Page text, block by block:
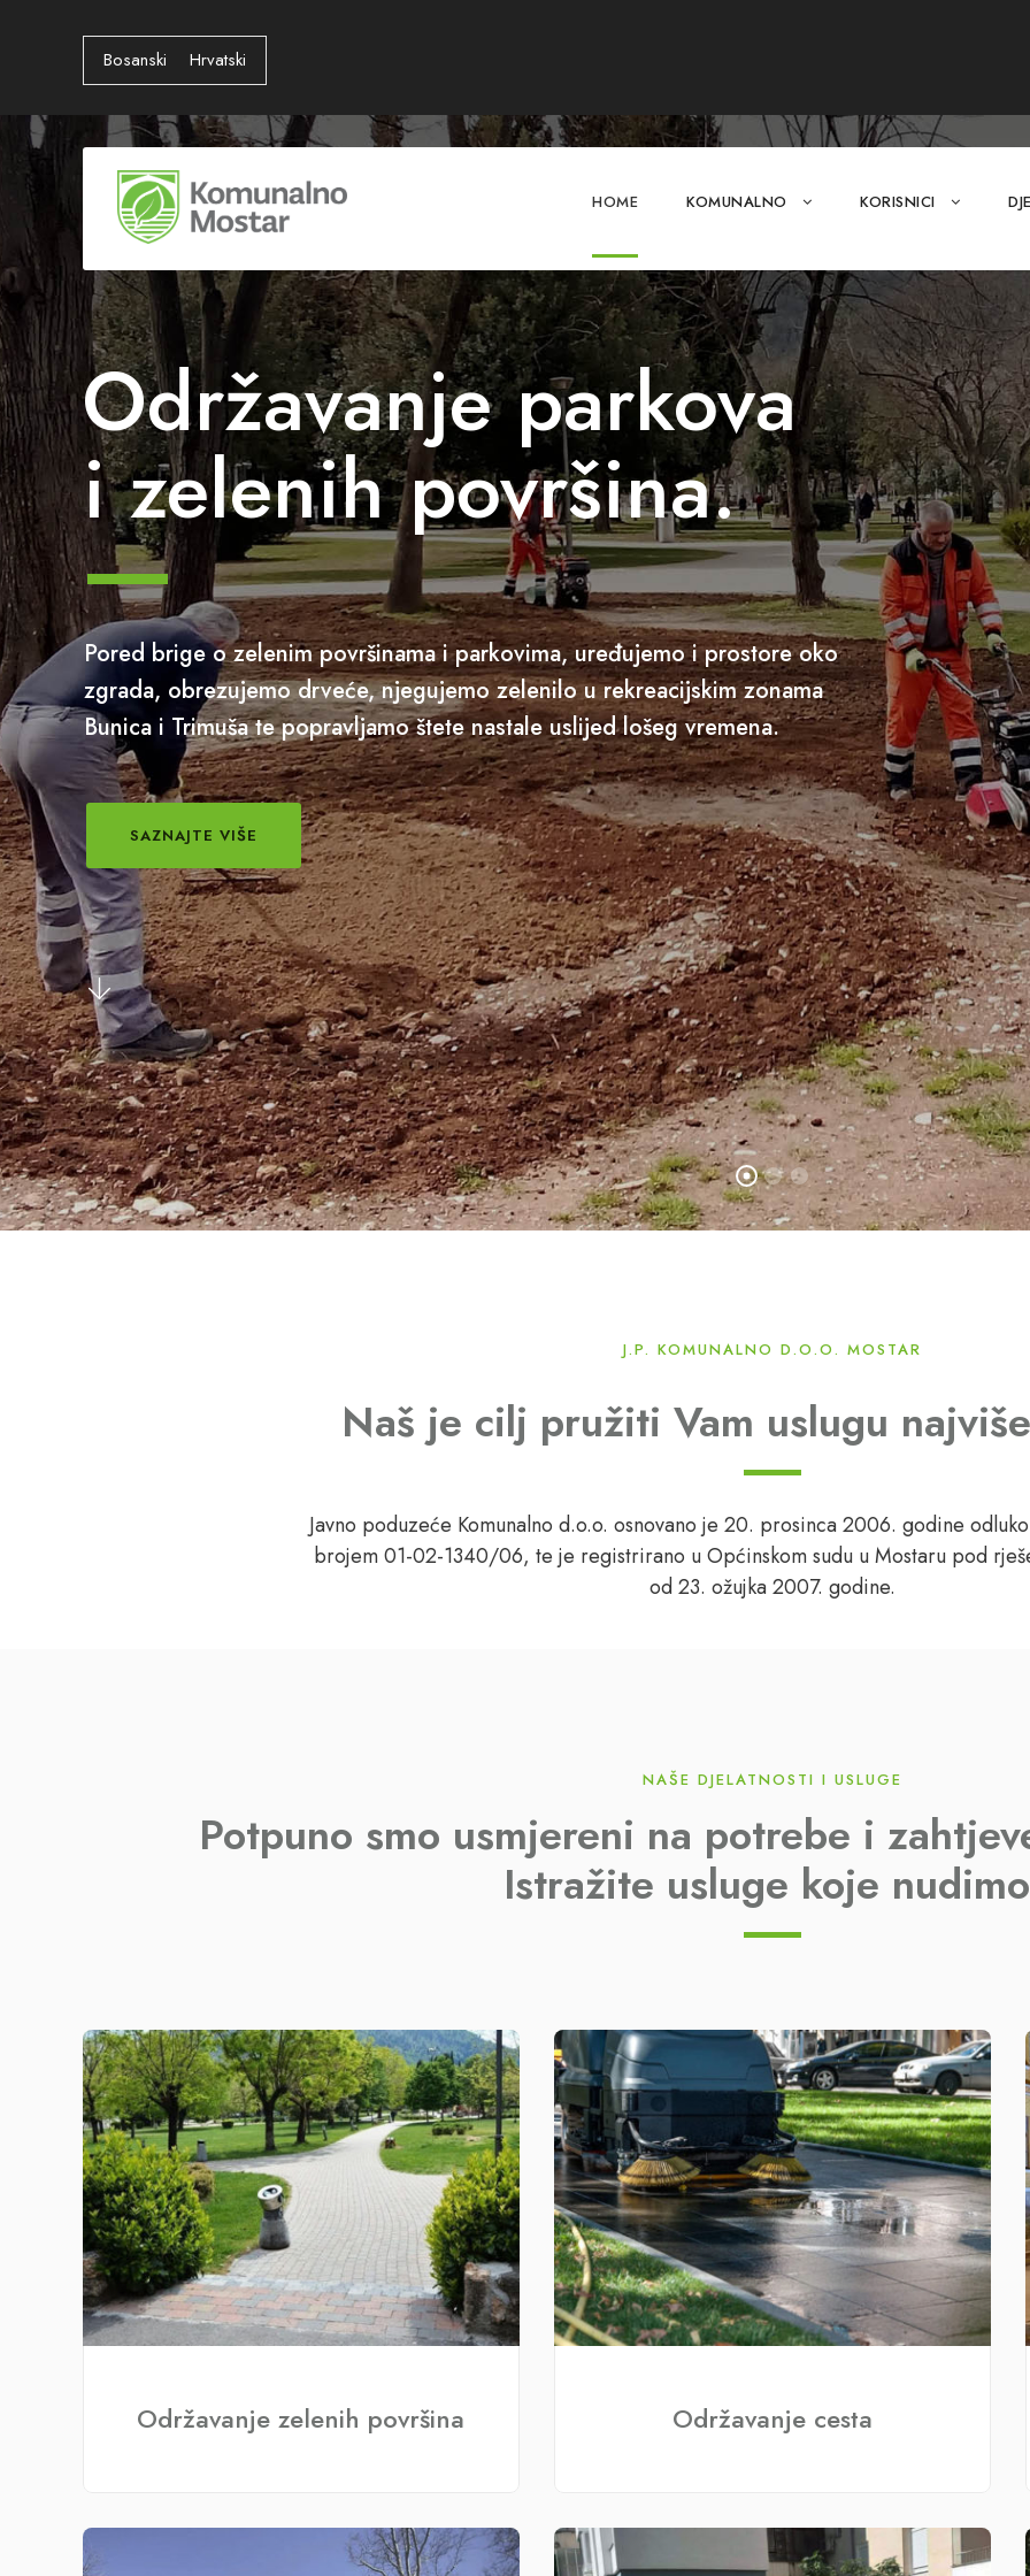
Bosanski Hrvatski
HOME KOMUNALNO KORISNICI
Održavanje parkova
i zelenih površina.
Pored brige o zelenim površinama i parkovima, uređujemo i prostore oko
zgrada, obrezujemo drveće, njegujemo zelenilo u rekreacijskim zonama
Bunica i Trimuša te popravljamo štete nastale uslijed lošeg vremena.
SAZNAJTE VIŠE
J.P. KOMUNALNO D.O.O. MOSTAR
Naš je cilj pružiti Vam uslugu
Javno poduzeće Komunalno d.o.o. osnovano je 20. prosinca 2006. godine
brojem 01-02-1340/06, te je registrirano u Općinskom sudu u Mostaru pod
od 23. ožujka 2007. godine.
NAŠE DJELATNOSTI I USLUGE
Potpuno smo usmjereni na potrebe i
Istražite usluge koje
Održavanje zelenih površina Održavanje cesta